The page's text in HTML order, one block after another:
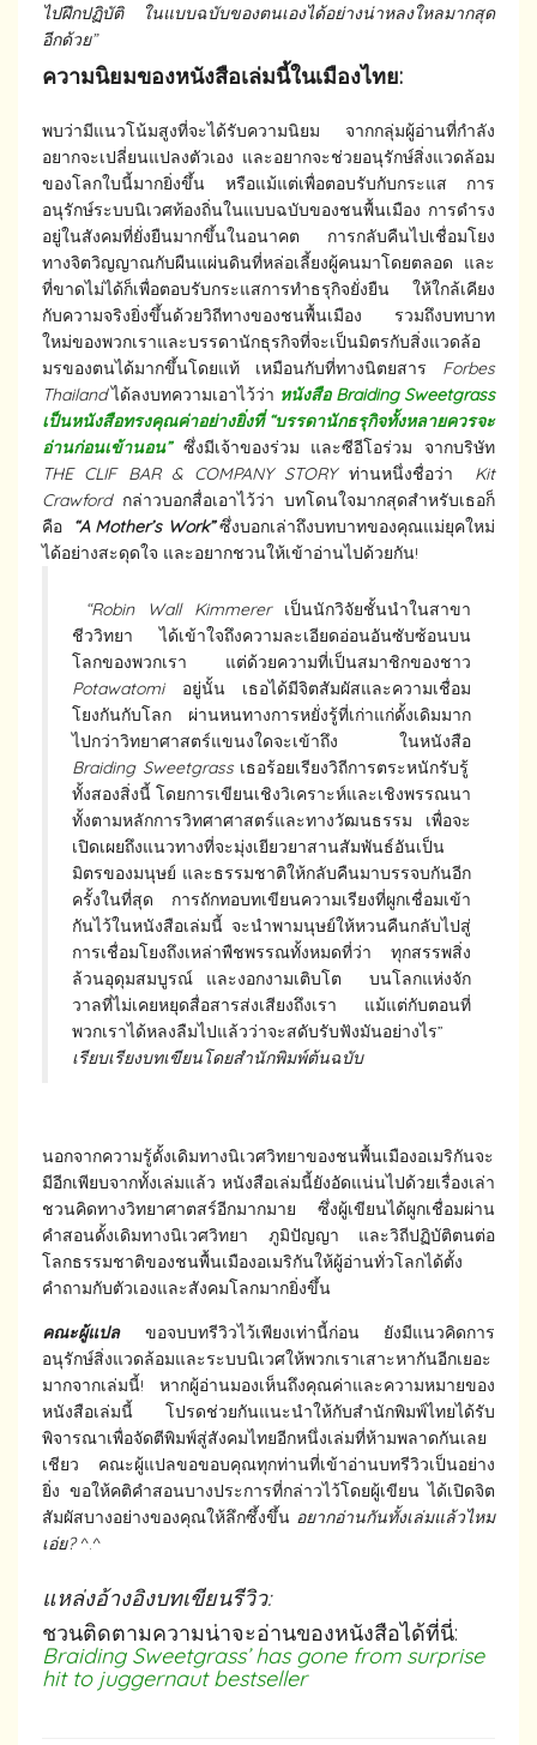
ไปฝึกปฏิบัติ ในแบบฉบับของตนเองได้อย่างน่าหลงใหลมากสุด
อีกด้วย”
ความนิยมของหนังสือเล่มนี้ในเมืองไทย:
พบว่ามีแนวโน้มสูงที่จะได้รับความนิยม จากกลุ่มผู้อ่านที่กำลัง
อยากจะเปลี่ยนแปลงตัวเอง และอยากจะช่วยอนุรักษ์สิ่งแวดล้อม
ของโลกใบนี้มากยิ่งขึ้น หรือแม้แต่เพื่อตอบรับกับกระแส การ
อนุรักษ์ระบบนิเวศท้องถิ่นในแบบฉบับของชนพื้นเมือง การดำรง
อยู่ในสังคมที่ยั่งยืนมากขึ้นในอนาคต การกลับคืนไปเชื่อมโยง
ทางจิตวิญญาณกับผืนแผ่นดินที่หล่อเลี้ยงผู้คนมาโดยตลอด และ
ที่ขาดไม่ได้ก็เพื่อตอบรับกระแสการทำธรุกิจยั่งยืน ให้ใกล้เคียง
กับความจริงยิ่งขึ้นด้วยวิถีทางของชนพื้นเมือง รวมถึงบทบาท
ใหม่ของพวกเราและบรรดานักธุรกิจที่จะเป็นมิตรกับสิ่งแวดล้อ
มรของตนได้มากขึ้นโดยแท้ เหมือนกับที่ทางนิตยสาร Forbes
Thailandได้ลงบทความเอาไว้ว่า หนังสือ Braiding Sweetgrass
เป็นหนังสือทรงคุณค่าอย่างยิ่งที่ “บรรดานักธรุกิจทั้งหลายควรจะ
อ่านก่อนเข้านอน” ซึ่งมีเจ้าของร่วม และซีอีโอร่วม จากบริษัท
THE CLIF BAR & COMPANY STORYท่านหนึ่งชื่อว่า Kit
Crawfordกล่าวบอกสื่อเอาไว้ว่า บทโดนใจมากสุดสำหรับเธอก็
คือ
“A Mother’s Work”ซึ่งบอกเล่าถึงบทบาทของคุณแม่ยุคใหม่
ได้อย่างสะดุดใจ และอยากชวนให้เข้าอ่านไปด้วยกัน!
“Robin Wall Kimmererเป็นนักวิจัยชั้นนำในสาขา
ชีววิทยา ได้เข้าใจถึงความละเอียดอ่อนอันซับซ้อนบน
โลกของพวกเรา แต่ด้วยความที่เป็นสมาชิกของชาว
Potawatomi อยู่นั้น เธอได้มีจิตสัมผัสและความเชื่อม
โยงกันกับโลก ผ่านหนทางการหยั่งรู้ที่เก่าแก่ดั้งเดิมมาก
ไปกว่าวิทยาศาสตร์แขนงใดจะเข้าถึง ในหนังสือ
Braiding Sweetgrass เธอร้อยเรียงวิถีการตระหนักรับรู้
ทั้งสองสิ่งนี้ โดยการเขียนเชิงวิเคราะห์และเชิงพรรณนา
ทั้งตามหลักการวิทศาศาสตร์และทางวัฒนธรรม เพื่อจะ
เปิดเผยถึงแนวทางที่จะมุ่งเยียวยาสานสัมพันธ์อันเป็น
มิตรของมนุษย์ และธรรมชาติให้กลับคืนมาบรรจบกันอีก
ครั้งในที่สุด การถักทอบทเขียนความเรียงที่ผูกเชื่อมเข้า
กันไว้ในหนังสือเล่มนี้ จะนำพามนุษย์ให้หวนคืนกลับไปสู่
การเชื่อมโยงถึงเหล่าพืชพรรณทั้งหมดที่ว่า ทุกสรรพสิ่ง
ล้วนอุดุมสมบูรณ์ และงอกงามเติบโต บนโลกแห่งจัก
วาลที่ไม่เคยหยุดสื่อสารส่งเสียงถึงเรา แม้แต่กับตอนที่
พวกเราได้หลงลืมไปแล้วว่าจะสดับรับฟังมันอย่างไร”
เรียบเรียงบทเขียนโดยสำนักพิมพ์ต้นฉบับ
นอกจากความรู้ดั้งเดิมทางนิเวศวิทยาของชนพื้นเมืองอเมริกันจะ
มีอีกเพียบจากทั้งเล่มแล้ว หนังสือเล่มนี้ยังอัดแน่นไปด้วยเรื่องเล่า
ชวนคิดทางวิทยาศาตสร์อีกมากมาย ซึ่งผู้เขียนได้ผูกเชื่อมผ่าน
คำสอนดั้งเดิมทางนิเวศวิทยา ภูมิปัญญา และวิถีปฏิบัติตนต่อ
โลกธรรมชาติของชนพื้นเมืองอเมริกันให้ผู้อ่านทั่วโลกได้ตั้ง
คำถามกับตัวเองและสังคมโลกมากยิ่งขึ้น
คณะผู้แปลขอจบบทรีวิวไว้เพียงเท่านี้ก่อน ยังมีแนวคิดการ
อนุรักษ์สิ่งแวดล้อมและระบบนิเวศให้พวกเราเสาะหากันอีกเยอะ
มากจากเล่มนี้! หากผู้อ่านมองเห็นถึงคุณค่าและความหมายของ
หนังสือเล่มนี้ โปรดช่วยกันแนะนำให้กับสำนักพิมพ์ไทยได้รับ
พิจารณาเพื่อจัดตีพิมพ์สู่สังคมไทยอีกหนึ่งเล่มที่ห้ามพลาดกันเลย
เชียว คณะผู้แปลขอขอบคุณทุกท่านที่เข้าอ่านบทรีวิวเป็นอย่าง
ยิ่ง ขอให้คติคำสอนบางประการที่กล่าวไว้โดยผู้เขียน ได้เปิดจิต
สัมผัสบางอย่างของคุณให้ลึกซึ้งขึ้น อยากอ่านกันทั้งเล่มแล้วไหม
เอ่ย?^.^
แหล่งอ้างอิงบทเขียนรีวิว:
ชวนติดตามความน่าจะอ่านของหนังสือได้ที่นี่:
Braiding Sweetgrass’ has gone from surprise
hit to juggernaut bestseller